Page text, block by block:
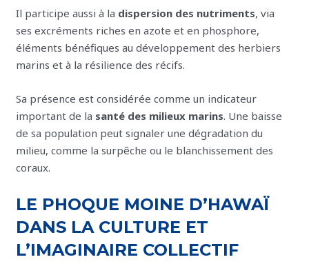
Il participe aussi à la dispersion des nutriments, via
ses excréments riches en azote et en phosphore,
éléments bénéfiques au développement des herbiers
marins et à la résilience des récifs.
Sa présence est considérée comme un indicateur
important de la santé des milieux marins. Une baisse
de sa population peut signaler une dégradation du
milieu, comme la surpêche ou le blanchissement des
coraux.
LE PHOQUE MOINE D’HAWAÏ
DANS LA CULTURE ET
L’IMAGINAIRE COLLECTIF